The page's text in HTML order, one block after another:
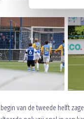
van de tweede helft